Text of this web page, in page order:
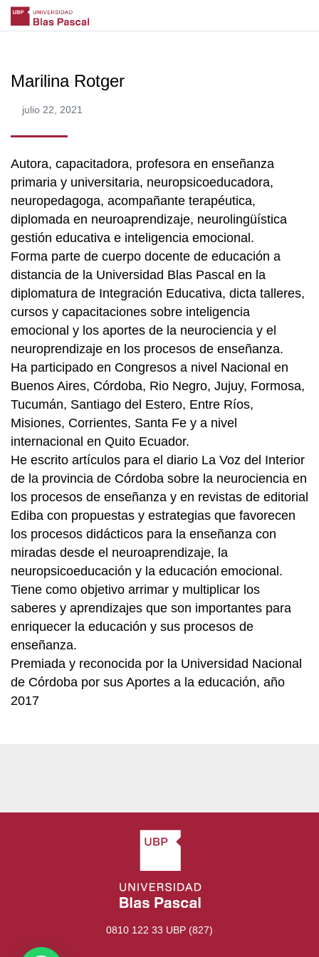
Marilina Rotger
julio 22, 2021
Autora, capacitadora, profesora en enseñanza
primaria y universitaria, neuropsicoeducadora,
neuropedagoga, acompañante terapéutica,
diplomada en neuroaprendizaje, neurolingüística
gestión educativa e inteligencia emocional.
Forma parte de cuerpo docente de educación a
distancia de la Universidad Blas Pascal en la
diplomatura de Integración Educativa, dicta talleres,
cursos y capacitaciones sobre inteligencia
emocional y los aportes de la neurociencia y el
neuroprendizaje en los procesos de enseñanza.
Ha participado en Congresos a nivel Nacional en
Buenos Aires, Córdoba, Rio Negro, Jujuy, Formosa,
Tucumán, Santiago del Estero, Entre Ríos,
Misiones, Corrientes, Santa Fe y a nivel
internacional en Quito Ecuador.
He escrito artículos para el diario La Voz del Interior
de la provincia de Córdoba sobre la neurociencia en
los procesos de enseñanza y en revistas de editorial
Ediba con propuestas y estrategias que favorecen
los procesos didácticos para la enseñanza con
miradas desde el neuroaprendizaje, la
neuropsicoeducación y la educación emocional.
Tiene como objetivo arrimar y multiplicar los
saberes y aprendizajes que son importantes para
enriquecer la educación y sus procesos de
enseñanza.
Premiada y reconocida por la Universidad Nacional
de Córdoba por sus Aportes a la educación, año
2017
0810 122 33 UBP (827)